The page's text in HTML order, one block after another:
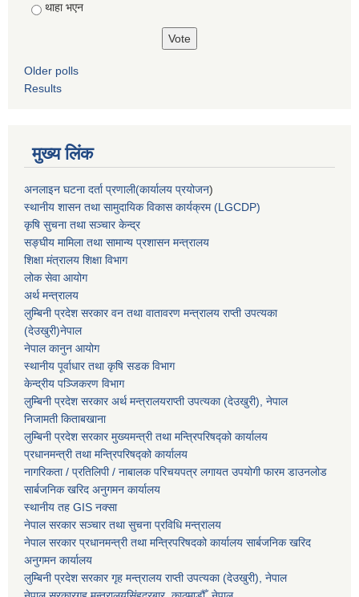
थाहा भएन
Older polls
Results
मुख्य लिंक
अनलाइन घटना दर्ता प्रणाली(कार्यालय प्रयोजन)
स्थानीय शासन तथा सामुदायिक विकास कार्यक्रम (LGCDP)
कृषि सुचना तथा सञ्चार केन्द्र
सङ्घीय मामिला तथा सामान्य प्रशासन मन्त्रालय
शिक्षा मंत्रालय शिक्षा विभाग
लोक सेवा आयोग
अर्थ मन्त्रालय
लुम्बिनी प्रदेश सरकार वन तथा वातावरण मन्त्रालय राप्ती उपत्यका
(देउखुरी)नेपाल
नेपाल कानुन आयोग
स्थानीय पूर्वाधार तथा कृषि सडक विभाग
केन्द्रीय पञ्जिकरण विभाग
लुम्बिनी प्रदेश सरकार अर्थ मन्त्रालयराप्ती उपत्यका (देउखुरी), नेपाल
निजामती किताबखाना
लुम्बिनी प्रदेश सरकार मुख्यमन्त्री तथा मन्त्रिपरिषद्को कार्यालय
प्रधानमन्त्री तथा मन्त्रिपरिषद्को कार्यालय
नागरिकता / प्रतिलिपी / नाबालक परिचयपत्र लगायत उपयोगी फारम डाउनलोड
सार्बजनिक खरिद अनुगमन कार्यालय
स्थानीय तह GIS नक्सा
नेपाल सरकारसञ्चार तथा सुचना प्रविधि मन्त्रालय
नेपाल सरकार प्रधानमन्त्री तथा मन्त्रिपरिषदको कार्यालय सार्बजनिक खरिद
अनुगमन कार्यालय
लुम्बिनी प्रदेश सरकार गृह मन्त्रालय राप्ती उपत्यका (देउखुरी), नेपाल